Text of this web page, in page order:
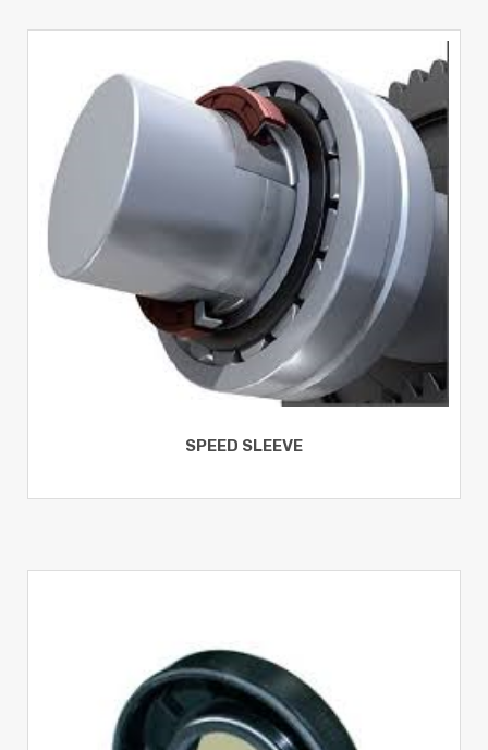
SPEED SLEEVE